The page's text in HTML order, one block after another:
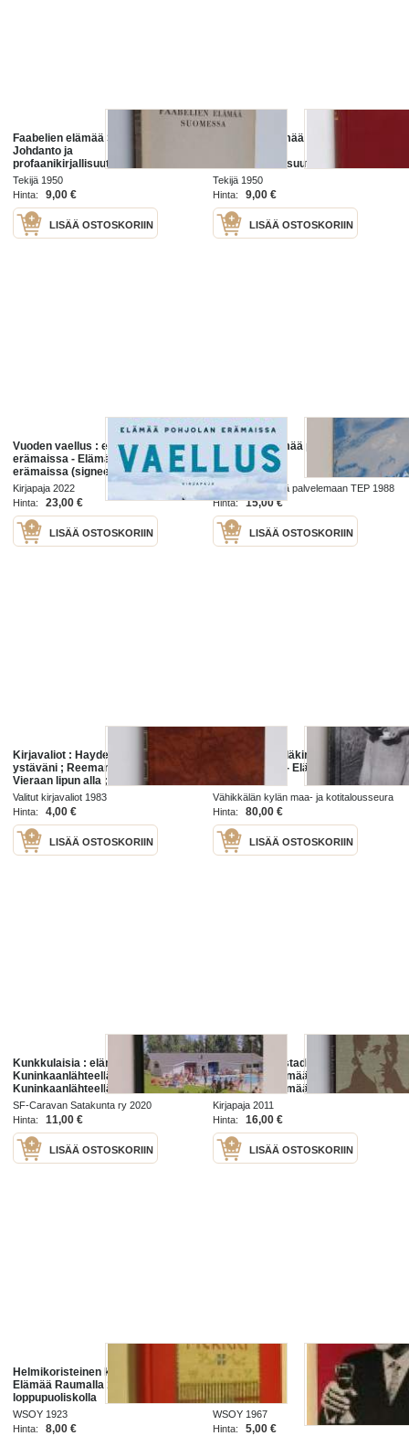
Faabelien elämää Suomessa 1 :
Johdanto ja
profaanikirjallisuutemme faabelien
elämää Ruotsi-Suomen aikana
Tekijä 1950
Hinta:
9,00 €
LISÄÄ OSTOSKORIIN
Faabelien elämää Suomessa 1 :
profaanikirjallisuutemme faabelien
elämää Ruotsi-Suomen aikana
Tekijä 1950
Hinta:
9,00 €
LISÄÄ OSTOSKORIIN
Vuoden vaellus : elämää Pohjolan
erämaissa - Elämää Pohjolan
erämaissa (signeerattu, tekijän
omiste)
Kirjapaja 2022
Hinta:
23,00 €
LISÄÄ OSTOSKORIIN
Tekniikka elämää palvelemaan
Tekniikka elämää palvelemaan TEP 1988
Hinta:
15,00 €
LISÄÄ OSTOSKORIIN
Kirjavaliot : Hayden, Torey : Sheila,
ystäväni ; Reeman, Douglas :
Vieraan lipun alla ; Money, Anton :
Elämää pohjoisessa ; East, Ben :
Elämää pohjoisessa ; K...
Valitut kirjavaliot 1983
Hinta:
4,00 €
LISÄÄ OSTOSKORIIN
Vähikkälän kyläkirja : elämää
Vähikkälässä - Elämää
Vähikkälän kylän maa- ja kotitalousseura
2009
Hinta: 80,00 €
LISÄÄ OSTOSKORIIN
Kunkkulaisia : elämää
Kuninkaanlähteellä - Elämää
Kuninkaanlähteellä
SF-Caravan Satakunta ry 2020
Hinta:
11,00 €
LISÄÄ OSTOSKORIIN
Lars Levi Laestadius : yksi mies,
seitsemän elämää - Yksi mies,
seitsemän elämää
Kirjapaja 2011
Hinta:
16,00 €
LISÄÄ OSTOSKORIIN
Helmikoristeinen kirjanmerkki.
Elämää Raumalla 1800-luvulla
loppupuoliskolla
WSOY 1923
Hinta:
8,00 €
Hei elämää!
WSOY 1967
Hinta:
5,00 €